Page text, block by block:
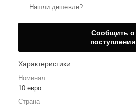
Нашли дешевле?
Сообщить о
поступлении
Характеристики
Номинал
10 евро
Страна